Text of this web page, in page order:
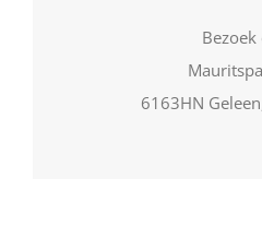
Bezoek
6163HN